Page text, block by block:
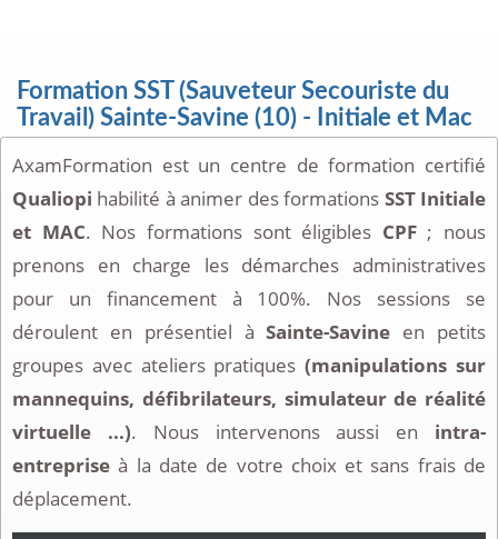
Formation SST (Sauveteur Secouriste du
Travail) Sainte-Savine (10) - Initiale et Mac
AxamFormation est un centre de formation certifié
Qualiopi habilité à animer des formations SST Initiale
et MAC. Nos formations sont éligibles CPF; nous
prenons en charge les démarches administratives
pour un financement à 100%. Nos sessions se
déroulent en présentiel àSainte-Savine en petits
groupes avec ateliers pratiques(manipulations sur
mannequins, défibrilateurs, simulateur de réalité
virtuelle ...). Nous intervenons aussi en intra-
entreprise à la date de votre choix et sans frais de
déplacement.